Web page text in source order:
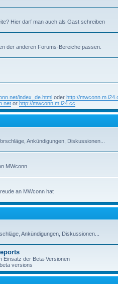
Hier darf man auch als Gast schreiben
der anderen Forums-Bereiche passen.
index_de.html oder http://
or http://mwconn.m.i24.cc
Ankündigungen, Diskussionen...
MWconn
an MWconn hat
Ankündigungen, Diskussionen...
Einsatz der Beta-Versionen
versions